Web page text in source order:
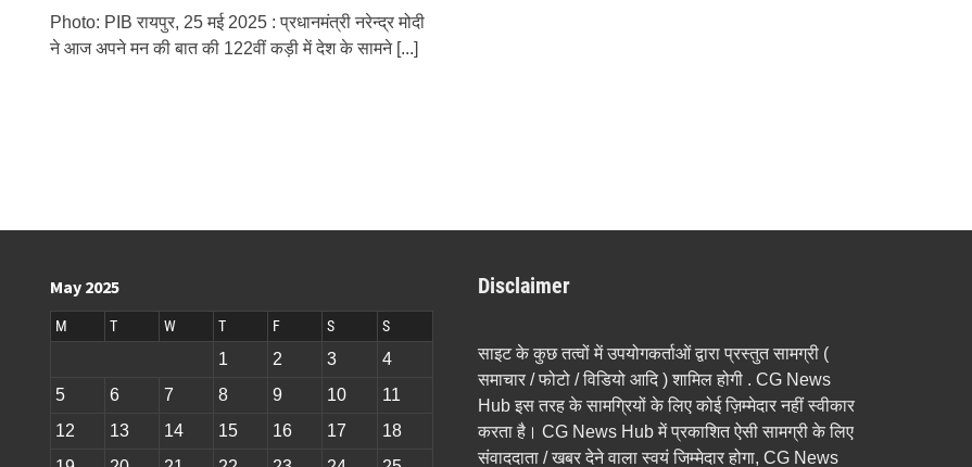
Photo: PIB रायपुर, 25 मई 2025 : प्रधानमंत्री नरेन्द्र मोदी
ने आज अपने मन की बात की 122वीं कड़ी में देश के सामने [...]
May 2025
M T W T F S S
1 2 3
4
5
6 7 8 9 10
11
12
13 14 15 16 17
18
Disclaimer
साइट के कुछ तत्वों में उपयोगकर्ताओं द्वारा प्रस्तुत सामग्री (
समाचार / फोटो / विडियो आदि ) शामिल होगी . CG News
Hub इस तरह के सामग्रियों के लिए कोई ज़िम्मेदार नहीं स्वीकार
करता है। CG News Hub में प्रकाशित ऐसी सामग्री के लिए
संवाददाता / खबर देने वाला स्वयं जिम्मेदार होगा, CG News